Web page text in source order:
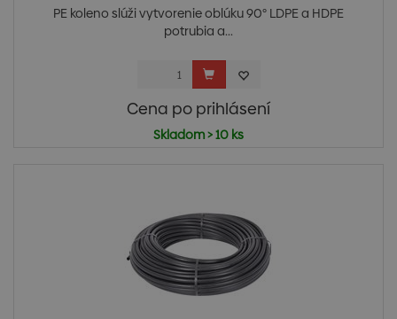
PE koleno slúži vytvorenie oblúku 90° LDPE a HDPE
potrubia a...
Cena po prihlásení
Skladom > 10 ks